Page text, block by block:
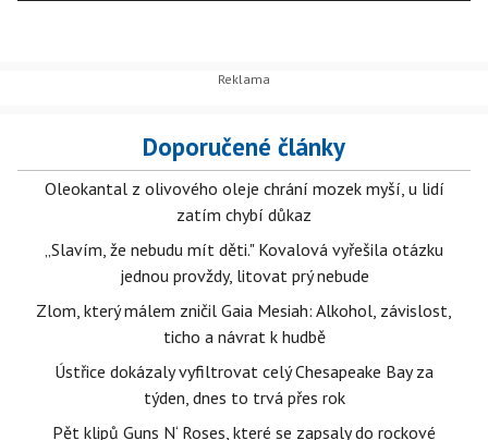
Doporučené články
Oleokantal z olivového oleje chrání mozek myší, u lidí
zatím chybí důkaz
„Slavím, že nebudu mít děti." Kovalová vyřešila otázku
jednou provždy, litovat prý nebude
Zlom, který málem zničil Gaia Mesiah: Alkohol, závislost,
ticho a návrat k hudbě
Ústřice dokázaly vyfiltrovat celý Chesapeake Bay za
týden, dnes to trvá přes rok
Pět klipů Guns N‘ Roses, které se zapsaly do rockové